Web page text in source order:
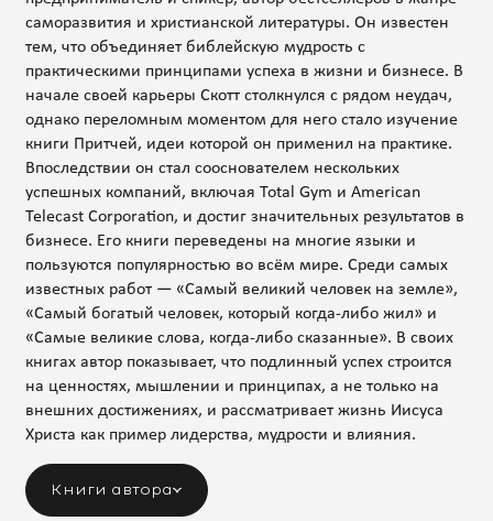
саморазвития и христианской литературы. Он известен
тем, что объединяет библейскую мудрость с
практическими принципами успеха в жизни и бизнесе. В
начале своей карьеры Скотт столкнулся с рядом неудач,
однако переломным моментом для него стало изучение
книги Притчей, идеи которой он применил на практике.
Впоследствии он стал сооснователем нескольких
успешных компаний, включая Total Gym и American
Telecast Corporation, и достиг значительных результатов в
бизнесе. Его книги переведены на многие языки и
пользуются популярностью во всём мире. Среди самых
известных работ — «Самый великий человек на земле»,
«Самый богатый человек, который когда-либо жил» и
«Самые великие слова, когда-либо сказанные». В своих
книгах автор показывает, что подлинный успех строится
на ценностях, мышлении и принципах, а не только на
внешних достижениях, и рассматривает жизнь Иисуса
Христа как пример лидерства, мудрости и влияния.
Книги автора